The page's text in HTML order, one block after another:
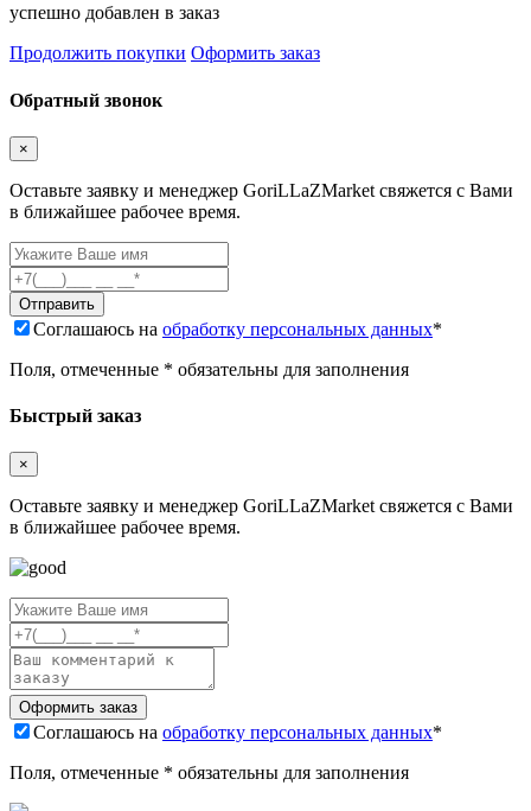
успешно добавлен в заказ
Продолжить покупки Оформить заказ
Обратный звонок
×
Оставьте заявку и менеджер GoriLLaZMarket свяжется с Вами
в ближайшее рабочее время.
Соглашаюсь на обработку персональных данных*
Поля, отмеченные * обязательны для заполнения
Быстрый заказ
×
Оставьте заявку и менеджер GoriLLaZMarket свяжется с Вами
в ближайшее рабочее время.
Соглашаюсь на обработку персональных данных*
Поля, отмеченные * обязательны для заполнения